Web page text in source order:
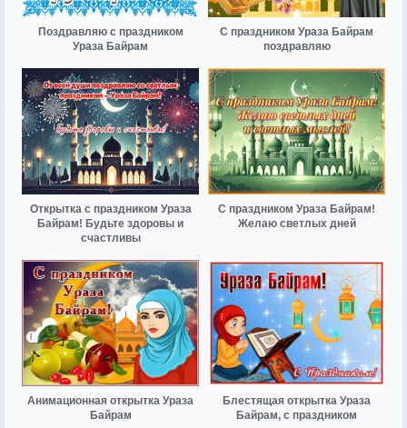
Поздравляю с праздником
Ураза Байрам
С праздником Ураза Байрам
поздравляю
Открытка с праздником Ураза
Байрам! Будьте здоровы и
счастливы
С праздником Ураза Байрам!
Желаю светлых дней
Анимационная открытка Ураза
Байрам
Блестящая открытка Ураза
Байрам, с праздником